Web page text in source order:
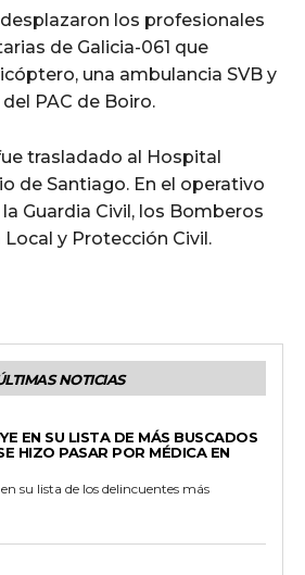
los profesionales
de Galicia-061 que
una ambulancia SVB y
PAC de Boiro.
trasladado al Hospital
de Santiago. En el operativo
Guardia Civil, los Bomberos
y Protección Civil.
NOTICIAS
EN SU LISTA DE MÁS BUSCADOS
HIZO PASAR POR MÉDICA EN
su lista de los delincuentes más